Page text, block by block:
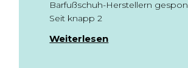
Barfußschuh-Herstellern
Seit knapp 2
Weiterlesen